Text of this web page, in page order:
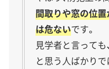
間取りや窓の位
は危ないです。
見学者と言っても
と思う人ばかりで